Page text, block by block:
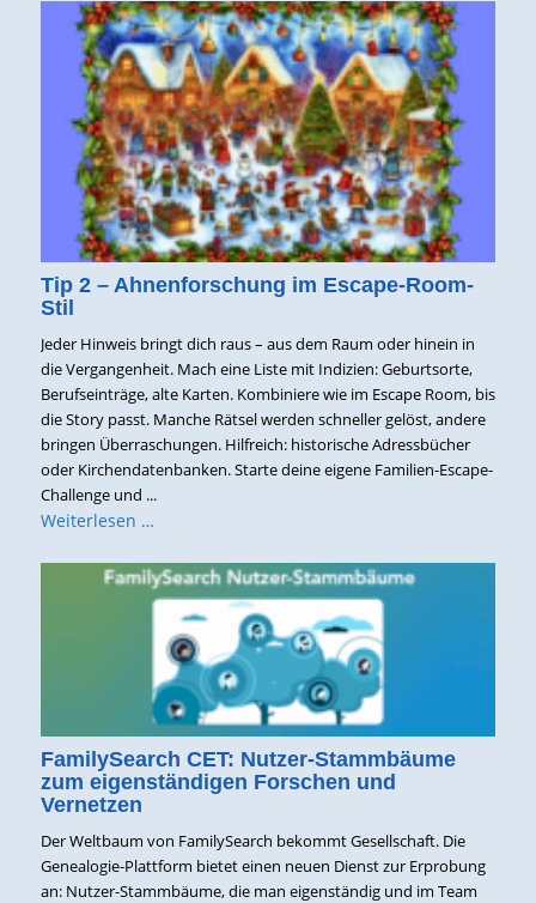
Tip 2 – Ahnenforschung im Escape-Room-
Stil
Jeder Hinweis bringt dich raus – aus dem Raum oder hinein in
die Vergangenheit. Mach eine Liste mit Indizien: Geburtsorte,
Berufseinträge, alte Karten. Kombiniere wie im Escape Room, bis
die Story passt. Manche Rätsel werden schneller gelöst, andere
bringen Überraschungen. Hilfreich: historische Adressbücher
oder Kirchendatenbanken. Starte deine eigene Familien-Escape-
Challenge und ...
Weiterlesen …
FamilySearch CET: Nutzer-Stammbäume
zum eigenständigen Forschen und
Vernetzen
Der Weltbaum von FamilySearch bekommt Gesellschaft. Die
Genealogie-Plattform bietet einen neuen Dienst zur Erprobung
an: Nutzer-Stammbäume, die man eigenständig und im Team